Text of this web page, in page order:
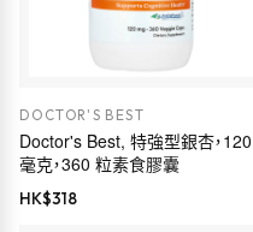
DOCTOR'S BEST
Doctor's Best, 特強型銀杏，120
毫克，360 粒素食膠囊
HK$318